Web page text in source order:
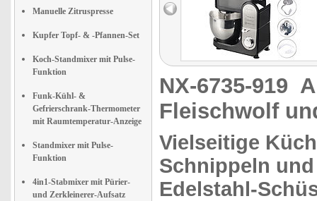
Manuelle Zitruspresse
Kupfer Topf- & -Pfannen-Set
Koch-Standmixer mit Pulse-
Funktion
Funk-Kühl- &
Gefrierschrank-Thermometer
mit Raumtemperatur-Anzeige
Standmixer mit Pulse-
Funktion
4in1-Stabmixer mit Pürier-
und Zerkleinerer-Aufsatz
NX-6735-919
Fleischwolf
Vielseitige
Schnippeln
Edelstahl-